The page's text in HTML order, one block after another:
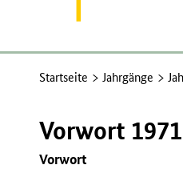
Startseite Jahrgänge
Vorwort 1971
Vorwort